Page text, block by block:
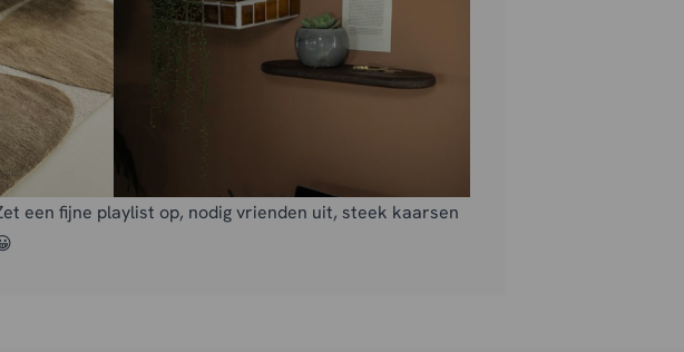
een fijne playlist op, nodig vrienden uit, steek kaarsen